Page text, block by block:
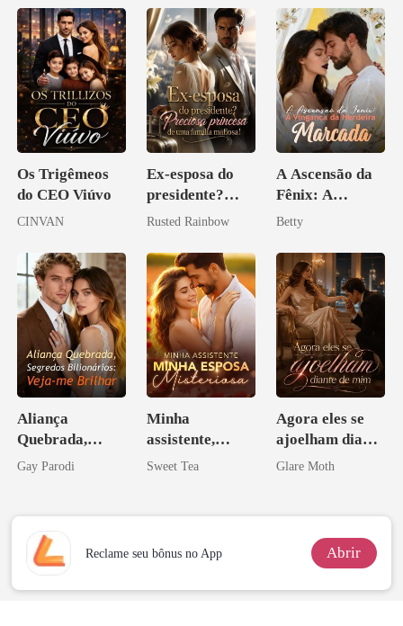
Os Trigêmeos
do CEO Viúvo
CINVAN
Ex-esposa do
presidente?
Preciosa
família
mafiosa!
Rusted Rainbow
A Ascensão da
Fênix: A
Vingança da
Marcada
Betty
Aliança
Quebrada,
Segredos
Gay Parodi
Minha
assistente,
minha esposa
Sweet Tea
Agora eles se
ajoelham diante
de mim
Glare Moth
Reclame seu bônus no App Abrir